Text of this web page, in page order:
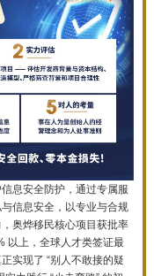
息安全防护，通过专属服
信息安全，以专业与合规
奥烨移民核心项目获批率
以上，全球人才类签证最
实现了 “别人不敢接的疑